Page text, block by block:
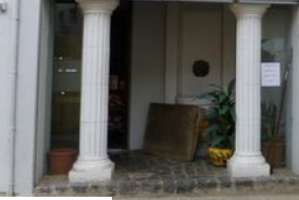
CARGANDO...